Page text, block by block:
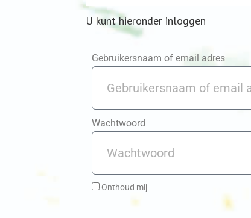
U kunt hieronder inloggen
Gebruikersnaam of email adres
Wachtwoord
Onthoud mij